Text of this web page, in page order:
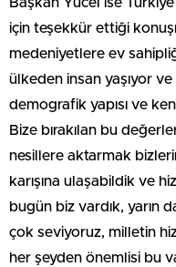
Başkan Yücel ise
için teşekkür ettiği
medeniyetlere ev
ülkeden insan yaşıyor
demografik yapısı ve
Bize bırakılan bu
nesillere aktarmak
karışına ulaşabildik ve
bugün biz vardık, yarın
çok seviyoruz, milletin
her şeyden önemlisi bu